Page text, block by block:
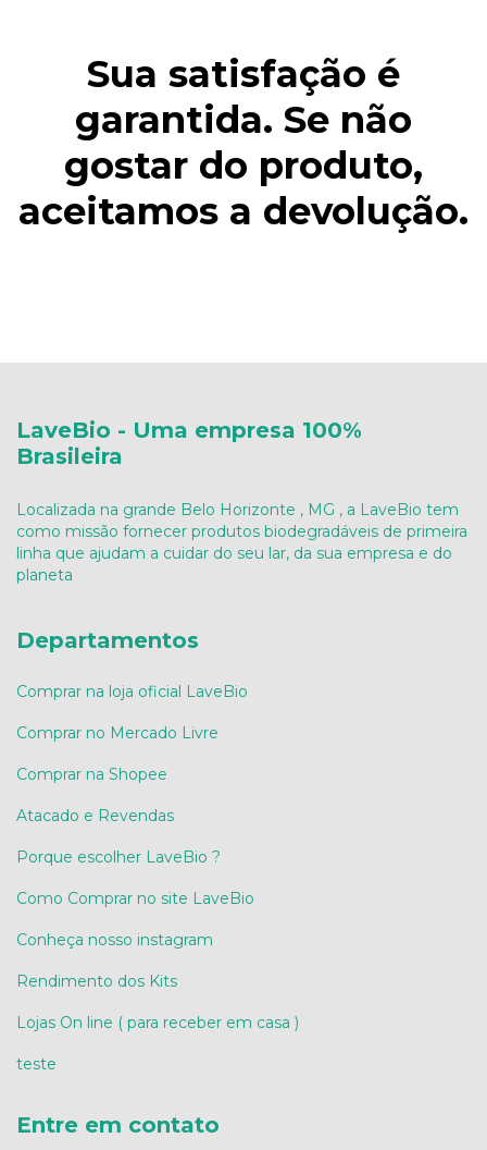
Sua satisfação é
garantida. Se não
gostar do produto,
aceitamos a devolução.
LaveBio - Uma empresa 100%
Brasileira
Localizada na grande Belo Horizonte , MG , a LaveBio tem
como missão fornecer produtos biodegradáveis de primeira
linha que ajudam a cuidar do seu lar, da sua empresa e do
planeta
Departamentos
Comprar na loja oficial LaveBio
Comprar no Mercado Livre
Comprar na Shopee
Atacado e Revendas
Porque escolher LaveBio ?
Como Comprar no site LaveBio
Conheça nosso instagram
Rendimento dos Kits
Lojas On line ( para receber em casa )
teste
Entre em contato